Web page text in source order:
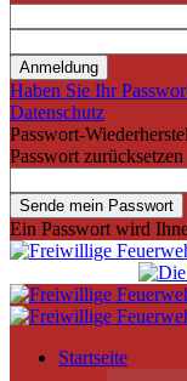
Haben Sie Ihr
Datenschutz
Passwort-
Passwort zurücksetzen
Ein Passwort wird
Startseite